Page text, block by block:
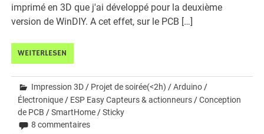
imprimé en 3D que j'ai développé pour la deuxième
version de WinDIY. A cet effet, sur le PCB […]
WEITERLESEN
Impression 3D/ Projet de soirée(<2h) /Arduino/
Électronique/ ESP Easy Capteurs & actionneurs/Conception
de PCB /SmartHome/Sticky
8 commentaires